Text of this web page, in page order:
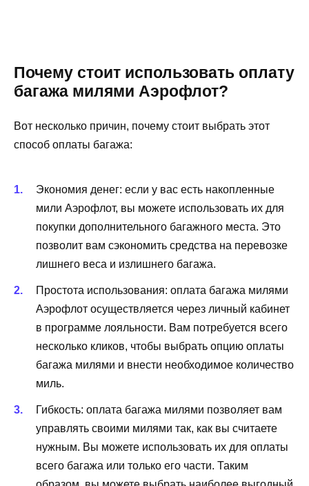
Почему стоит использовать оплату
багажа милями Аэрофлот?
Вот несколько причин, почему стоит выбрать этот
способ оплаты багажа:
Экономия денег: если у вас есть накопленные
мили Аэрофлот, вы можете использовать их для
покупки дополнительного багажного места. Это
позволит вам сэкономить средства на перевозке
лишнего веса и излишнего багажа.
Простота использования: оплата багажа милями
Аэрофлот осуществляется через личный кабинет
в программе лояльности. Вам потребуется всего
несколько кликов, чтобы выбрать опцию оплаты
багажа милями и внести необходимое количество
миль.
Гибкость: оплата багажа милями позволяет вам
управлять своими милями так, как вы считаете
нужным. Вы можете использовать их для оплаты
всего багажа или только его части. Таким